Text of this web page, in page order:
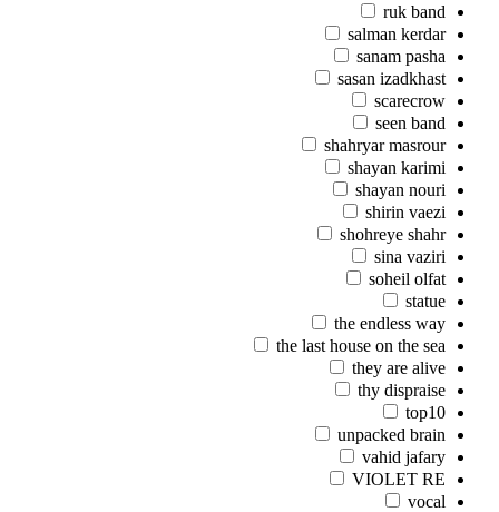
ruk band
salman kerdar
sanam pasha
sasan izadkhast
scarecrow
seen band
shahryar masrour
shayan karimi
shayan nouri
shirin vaezi
shohreye shahr
sina vaziri
soheil olfat
statue
the endless way
the last house on the sea
they are alive
thy dispraise
top10
unpacked brain
vahid jafary
VIOLET RE
vocal